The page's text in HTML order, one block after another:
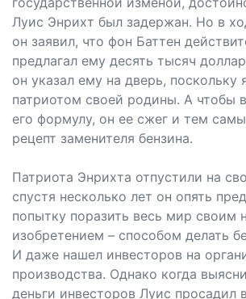
Луис Энрихт был задержан. Но в
он заявил, что фон Баттен
предлагал ему десять тысяч
он указал ему на дверь, поскольку
патриотом своей родины. А чтобы
его формулу, он ее сжег и тем
рецепт заменителя бензина.
Патриота Энрихта отпустили на
спустя несколько лет он опять
попытку поразить весь мир своим
изобретением – способом делать
И даже нашел инвесторов на
производства. Однако когда
деньги инвесторов Луис просадил